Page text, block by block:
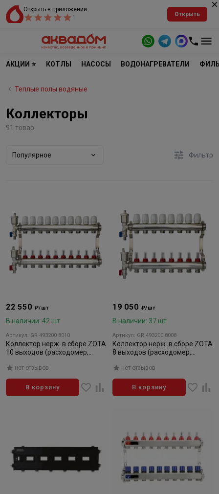
Открыть в приложении
1
Открыть
АКЦИИ ⭐ КОТЛЫ НАСОСЫ ВОДОНАГРЕВАТЕЛИ
Теплые полы водяные
Коллекторы
91 товар
Популярное Фильтр
22 550 ₽/шт
В наличии: 42 шт
Артикул: GR 493200 8010
Коллектор нерж. в сборе ZOTA
10 выходов (расходомер,
нет отзывов
В корзину
19 050 ₽/шт
В наличии: 37 шт
Артикул: GR 493200 8008
Коллектор нерж. в сборе ZOTA
8 выходов (расходомер,
нет отзывов
В корзину